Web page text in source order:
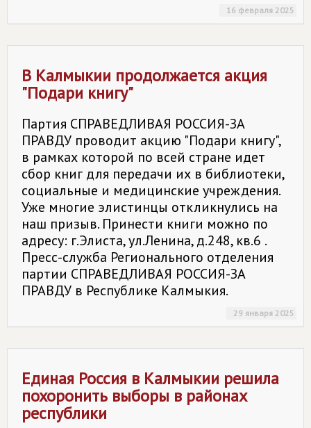
16 февраля 2025
В Калмыкии продолжается акция
"Подари книгу"
Партия СПРАВЕДЛИВАЯ РОССИЯ-ЗА
ПРАВДУ проводит акцию "Подари книгу",
в рамках которой по всей стране идет
сбор книг для передачи их в библиотеки,
социальные и медицинские учреждения.
Уже многие элистинцы откликнулись на
наш призыв. Принести книги можно по
адресу: г.Элиста, ул.Ленина, д.248, кв.6 .
Пресс-служба Регионального отделения
партии СПРАВЕДЛИВАЯ РОССИЯ-ЗА
ПРАВДУ в Республике Калмыкия.
29 января 2025
Единая Россия в Калмыкии решила
похоронить выборы в районах
республики